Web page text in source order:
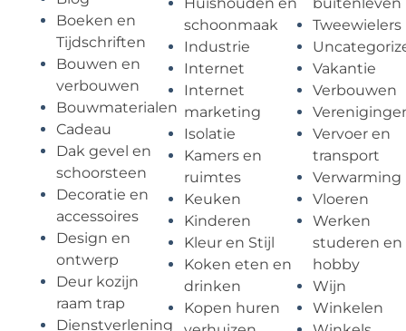
Boeken en
Tijdschriften
Bouwen en
verbouwen
Bouwmaterialen
Cadeau
Dak gevel en
schoorsteen
Decoratie en
accessoires
Design en
ontwerp
Deur kozijn
raam trap
Dienstverlening
schoonmaak
Industrie
Internet
Internet
marketing
Isolatie
Kamers en
ruimtes
Keuken
Kinderen
Kleur en Stijl
Koken eten en
drinken
Kopen huren
Tweewielers
Vakantie
Verbouwen
Vervoer en
transport
Verwarming
Vloeren
Werken
studeren en
hobby
Wijn
Winkelen